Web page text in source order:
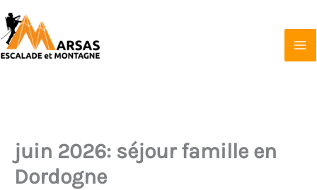
Aller
au
contenu
juin 2026: séjour famille en
Dordogne